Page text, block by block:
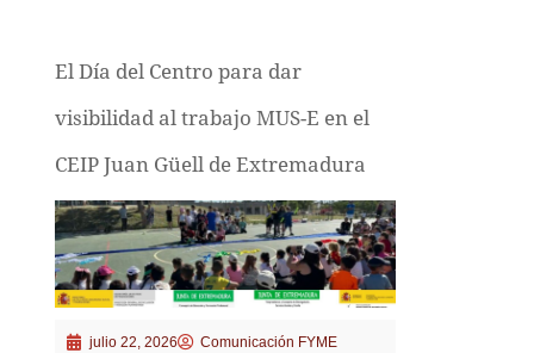
El Día del Centro para dar
visibilidad al trabajo MUS-E en el
CEIP Juan Güell de Extremadura
julio 22, 2026
Comunicación FYME